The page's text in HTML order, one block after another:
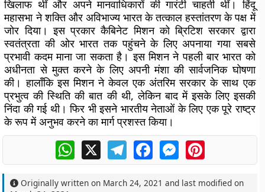
खिलाफ थीं और अपने मानवाधिकारों की गारंटी चाहती थीं। हिंदू
महासभा ने शक्ति और अविभाज्य भारत के तत्काल हस्तांतरण के पक्ष में
जोर दिया। इस प्रकार कैबिनेट मिशन को ब्रिटिश सरकार द्वारा
स्वतंत्रता की ओर भारत तक पहुंचने के लिए अपनाया गया सबसे
प्रभावी कदम माना जा सकता है। इस मिशन ने पहली बार भारत को
अधीनता से मुक्त करने के लिए अपनी मंशा की सार्वजनिक घोषणा
की। हालाँकि इस मिशन ने केवल एक अंतरिम सरकार के साथ एक
प्रभुत्व की स्थिति की बात की थी, लेकिन बाद में इसके लिए इसकी
निंदा की गई थी। फिर भी इसने भारतीय नेताओं के लिए एक पूरे राष्ट्र
के रूप में अनुभव करने का मार्ग प्रशस्त किया।
WhatsApp
X TelegramFacebookMessengerPinterest
Originally written on March 24, 2021 and last modified on